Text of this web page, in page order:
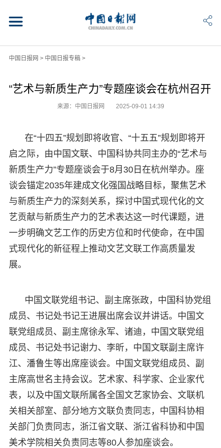
中国日报网 > 中国日报专稿>
“艺术与新质生产力”专题座谈会在杭州召开
来源：中国日报网 2025-09-01 14:39
在“十四五”规划即将收官、“十五五”规划即将开
启之际，由中国文联、中国科协共同主办的“艺术与
新质生产力”专题座谈会于8月30日在杭州举办。座
谈会锚定2035年建成文化强国战略目标，聚焦艺术
与新质生产力的深刻关系，探讨中国式现代化的文
艺贡献与新质生产力的艺术表达这一时代课题，进
一步明确文艺工作的历史方位和时代使命，在中国
式现代化的新征程上推动文艺文联工作高质量发
展。
中国文联党组书记、副主席张政，中国科协党组
成员、书记处书记王进展出席会议并讲话。中国文
联党组成员、副主席徐永军、诸迪，中国文联党组
成员、书记处书记谢力、李昕，中国文联副主席许
江、潘鲁生等出席座谈会。中国文联党组成员、副
主席高世名主持会议。艺术家、科学家、企业家代
表，以及中国文联所属各全国文艺家协会、文联机
关相关部室、部分地方文联负责同志，中国科协相
关部门负责同志，浙江省文联、浙江省科协和中国
美术学院相关负责同志等80人参加座谈会。